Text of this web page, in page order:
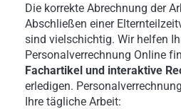
Die korrekte Abrechnung der
Abschließen einer
sind vielschichtig. Wir helfen
Personalverrechnung Online
Fachartikel und interaktive
erledigen.
Ihre tägliche Arbeit: